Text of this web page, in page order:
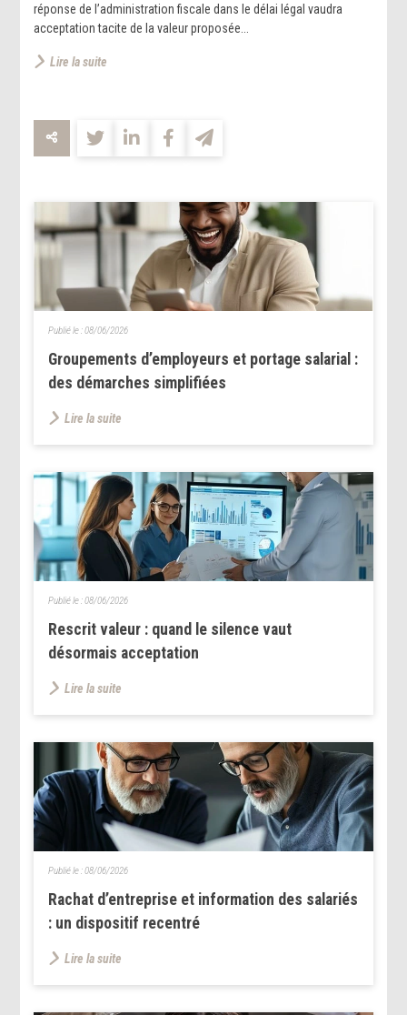
réponse de l’administration fiscale dans le délai légal vaudra
acceptation tacite de la valeur proposée...
Lire la suite
Groupements d’employeurs et portage salarial :
des démarches simplifiées
Publié le :08/06/2026
Lire la suite
Rescrit valeur : quand le silence vaut
désormais acceptation
Publié le :08/06/2026
Lire la suite
Rachat d’entreprise et information des salariés
: un dispositif recentré
Publié le :08/06/2026
Lire la suite